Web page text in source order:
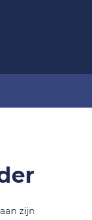
zijn